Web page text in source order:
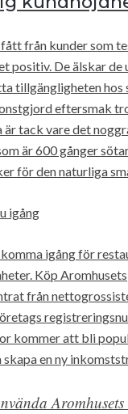
från kunder som
positiv. De älskar de
tillgängligheten hos
eftersmak
tack vare det
är 600 gånger
för den naturliga
igång
igång för
Köp Aromhusets
från
kommer att bli
en ny